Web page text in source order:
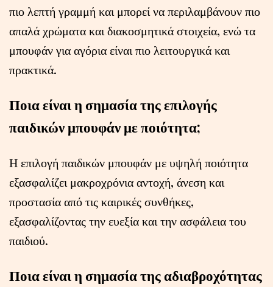
πιο λεπτή γραμμή και μπορεί να περιλαμβάνουν πιο
απαλά χρώματα και διακοσμητικά στοιχεία, ενώ τα
μπουφάν για αγόρια είναι πιο λειτουργικά και
πρακτικά.
Ποια είναι η σημασία της επιλογής
παιδικών μπουφάν με ποιότητα;
Η επιλογή παιδικών μπουφάν με υψηλή ποιότητα
εξασφαλίζει μακροχρόνια αντοχή, άνεση και
προστασία από τις καιρικές συνθήκες,
εξασφαλίζοντας την ευεξία και την ασφάλεια του
παιδιού.
Ποια είναι η σημασία της αδιαβροχότητας